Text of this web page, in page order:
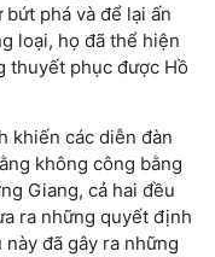
phá và để lại ấn
loại, họ đã thể hiện
thuyết phục được Hồ
khiến các diễn đàn
không công bằng
Giang, cả hai đều
ra những quyết định
đã gây ra những